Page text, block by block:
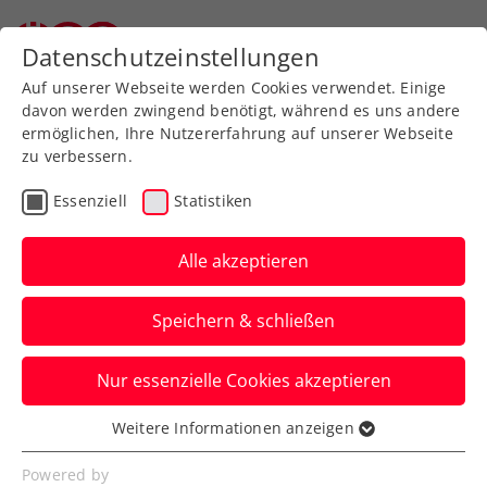
Zurück zur Newsübersicht
Billie Jean King Cup
Billie Jean King Cup:
Nächster Sieg – ÖTV-
Damen am Samstag um
Platz 1
Österreichs Nationalteam schlägt in
Oeiras zum Start der zweiten
Gruppenphase auch Serbien.
Datenschutzeinstellungen
Auf unserer Webseite werden Cookies verwendet. Einige
davon werden zwingend benötigt, während es uns andere
ermöglichen, Ihre Nutzererfahrung auf unserer Webseite
zu verbessern.
Essenziell Statistiken
Alle akzeptieren
Speichern & schließen
Nur essenzielle Cookies akzeptieren
Essenziell
Essenzielle Cookies werden für grundlegende
Weitere Informationen anzeigen
Powered by